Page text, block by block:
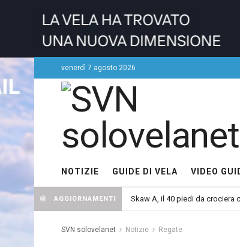
venerdì 7 agosto 2026
NOTIZIE GUIDE DI VELA VIDEO
AGGIORNAMENTI Skaw A, il 40 piedi da crociera
SVN solovelanet Notizie Regate